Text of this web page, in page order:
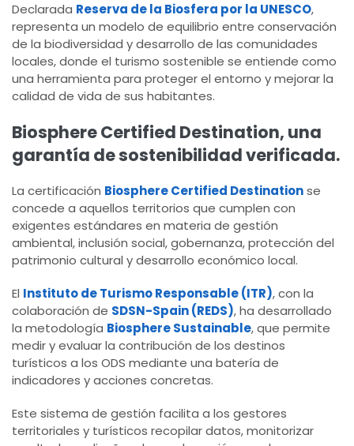
Declarada Reserva de la Biosfera por la UNESCO,
representa un modelo de equilibrio entre conservación
de la biodiversidad y desarrollo de las comunidades
locales, donde el turismo sostenible se entiende como
una herramienta para proteger el entorno y mejorar la
calidad de vida de sus habitantes.
Biosphere Certified Destination, una
garantía de sostenibilidad verificada.
La certificación Biosphere Certified Destinationse
concede a aquellos territorios que cumplen con
exigentes estándares en materia de gestión
ambiental, inclusión social, gobernanza, protección del
patrimonio cultural y desarrollo económico local.
El Instituto de Turismo Responsable (ITR), con la
colaboración de SDSN-Spain (REDS), ha desarrollado
la metodología Biosphere Sustainable, que permite
medir y evaluar la contribución de los destinos
turísticos a los ODS mediante una batería de
indicadores y acciones concretas.
Este sistema de gestión facilita a los gestores
territoriales y turísticos recopilar datos, monitorizar